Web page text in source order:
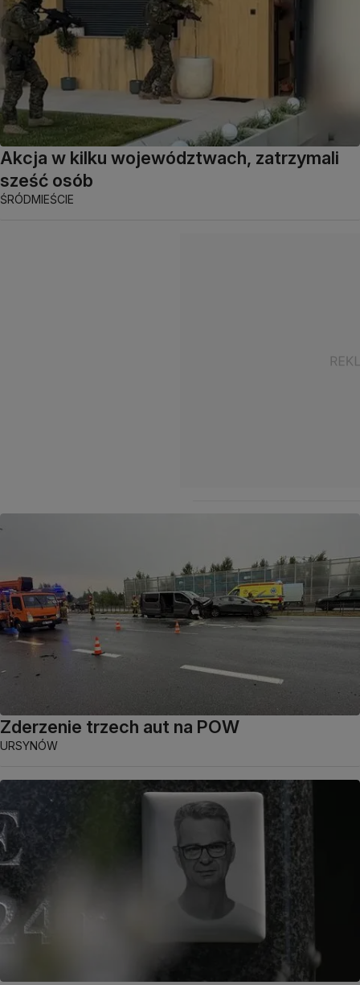
Akcja w kilku województwach, zatrzymali
sześć osób
ŚRÓDMIEŚCIE
Zderzenie trzech aut na POW
URSYNÓW